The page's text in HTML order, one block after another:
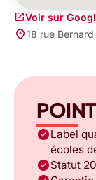
open_in_newVoir sur
place18 rue
check_circleLabel
écoles
check_circleStatut